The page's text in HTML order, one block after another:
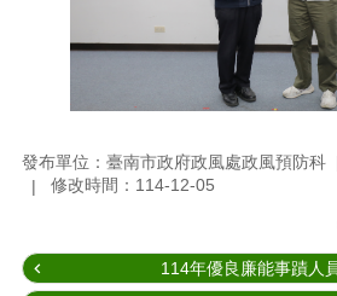
發布單位：臺南市政府政風處政風預防科
修改時間：114-12-05
114年優良廉能事蹟人